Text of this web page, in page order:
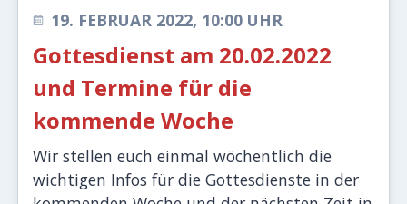
19. FEBRUAR 2022, 10:00 UHR
Gottesdienst am 20.02.2022
und Termine für die
kommende Woche
Wir stellen euch einmal wöchentlich die
wichtigen Infos für die Gottesdienste in der